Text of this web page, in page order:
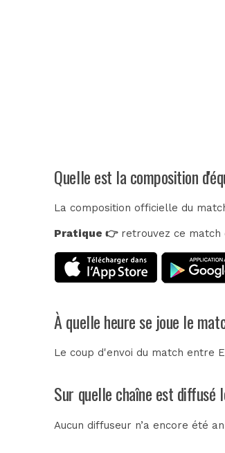
Quelle est la composition
La composition officielle du
Pratique 👉retrouvez ce match
À quelle heure se joue le
Le coup d'envoi du match entre
Sur quelle chaîne est
Aucun diffuseur n’a encore été